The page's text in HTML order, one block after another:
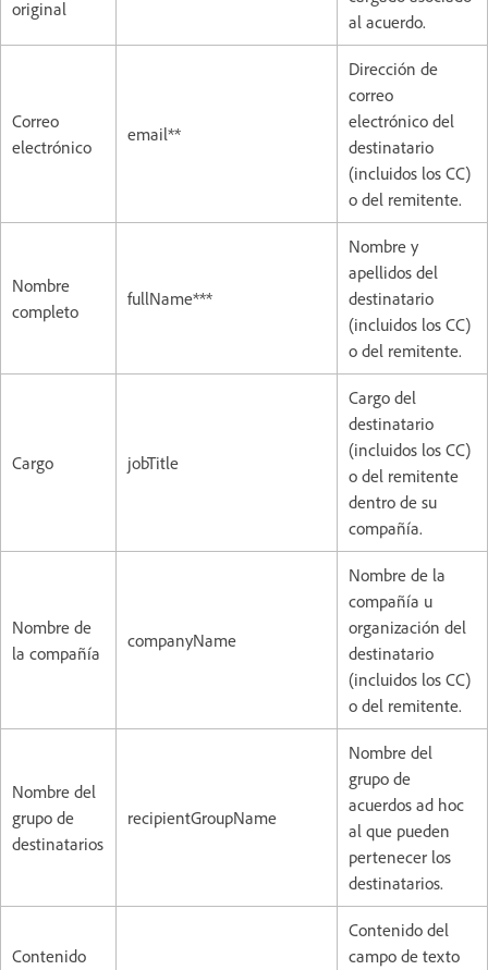
original
al acuerdo.
Correo
electrónico
email**
Dirección de
correo
electrónico del
destinatario
(incluidos los CC)
o del remitente.
Nombre
completo
fullName***
Nombre y
apellidos del
destinatario
(incluidos los CC)
o del remitente.
Cargo jobTitle
Cargo del
destinatario
(incluidos los CC)
o del remitente
dentro de su
compañía.
Nombre de
la compañía
companyName
Nombre de la
compañía u
organización del
destinatario
(incluidos los CC)
o del remitente.
Nombre del
grupo de
destinatarios
recipientGroupName
Nombre del
grupo de
acuerdos ad hoc
al que pueden
pertenecer los
destinatarios.
Contenido
Contenido del
campo de texto